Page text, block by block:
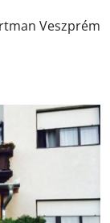
Veszprém